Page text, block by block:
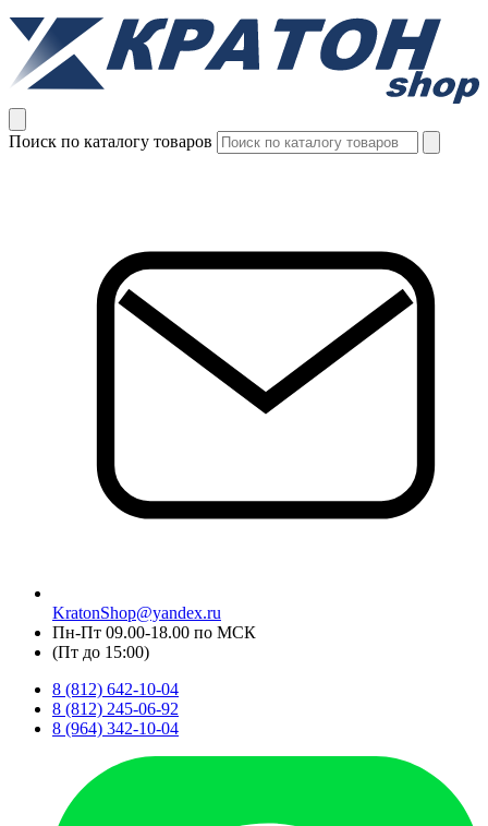
Поиск по каталогу товаров
KratonShop@yandex.ru
Пн-Пт 09.00-18.00 по МСК
(Пт до 15:00)
8 (812) 642-10-04
8 (812) 245-06-92
8 (964) 342-10-04